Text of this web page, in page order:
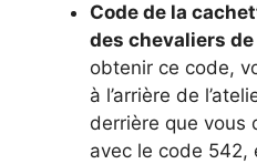
Code de la
des chevaliers de
obtenir ce code,
à l’arrière de
derrière que vous
avec le code 542,